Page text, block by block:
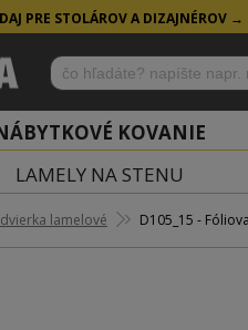
PRE STOLÁROV A DIZAJNÉROV →
KOVANIE
LAMELY NA STENU
lamelové D105_15 -